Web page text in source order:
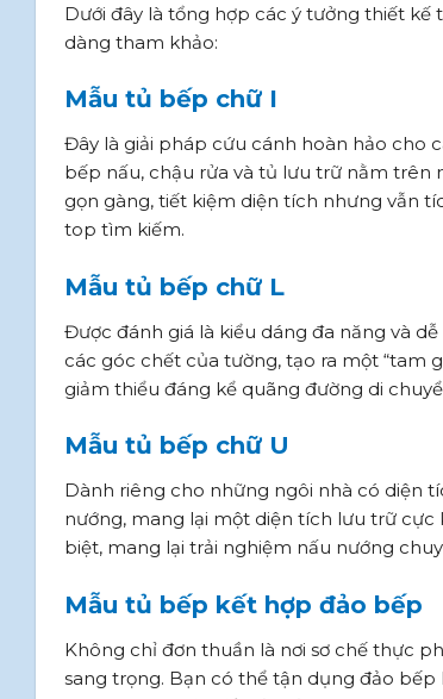
Dưới đây là tổng hợp các ý tưởng thiết
dàng tham khảo:
Mẫu tủ bếp chữ I
Đây là giải pháp cứu cánh hoàn hảo cho
bếp nấu, chậu rửa và tủ lưu trữ nằm trên
gọn gàng, tiết kiệm diện tích nhưng vẫn
top tìm kiếm.
Mẫu tủ bếp chữ L
Được đánh giá là kiểu dáng đa năng và
các góc chết của tường, tạo ra một “tam
giảm thiểu đáng kể quãng đường di
Mẫu tủ bếp chữ U
Dành riêng cho những ngôi nhà có diện
nướng, mang lại một diện tích lưu trữ
biệt, mang lại trải nghiệm nấu nướng
Mẫu tủ bếp kết hợp đảo bếp
Không chỉ đơn thuần là nơi sơ chế thực
sang trọng. Bạn có thể tận dụng đảo